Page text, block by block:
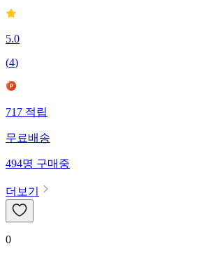
5.0
(4)
717적립
무료배송
494명구매중
더보기
0